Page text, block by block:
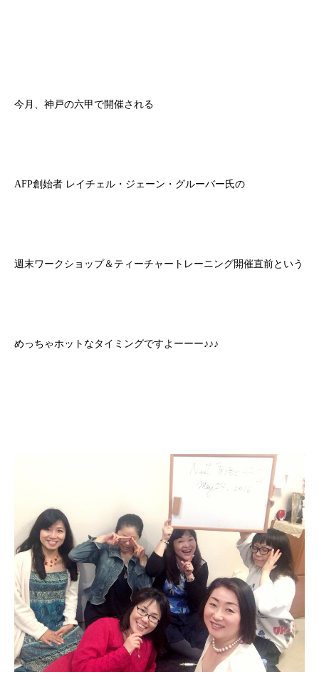
今月、神戸の六甲で開催される
AFP創始者 レイチェル・ジェーン・グルーバー氏の
週末ワークショップ＆ティーチャートレーニング開催直前という
めっちゃホットなタイミングですよーーー♪♪♪